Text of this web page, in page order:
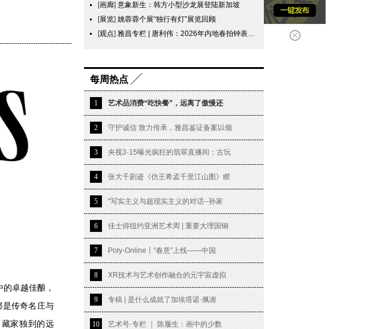
卓越佳酿，
传奇名庄与
家独到的远
[画廊]意象新生：韩方小型沙龙展登陆新加坡
[展览]姚蓉蓉个展“独行有灯”展览回顾
[观点]雅昌专栏 | 唐利伟：2026年内地春拍钟表市场观察 赛道重构、圈层分化与收藏逻辑迭代
每周热点
1 艺术品消费“吃快餐”，远离了傲慢还
2 守护诚信 致力传承，雅昌鉴证备案以领
3 央视3·15曝光疯狂的翡翠直播间：古玩
4 张大千剧迹《仿王希孟千里江山图》睽
5 “写实主义与超现实主义的对话--孙家
6 佳士得纽约亚洲艺术周 | 重要大理国铜
7 Poly-Online丨“春意”上线——中国
8 XR技术与艺术创作融合的元宇宙虚拟
9 专稿 | 是什么成就了加埃塔诺·佩谢
10 艺术号·专栏 ｜ 陈履生：画中的少数